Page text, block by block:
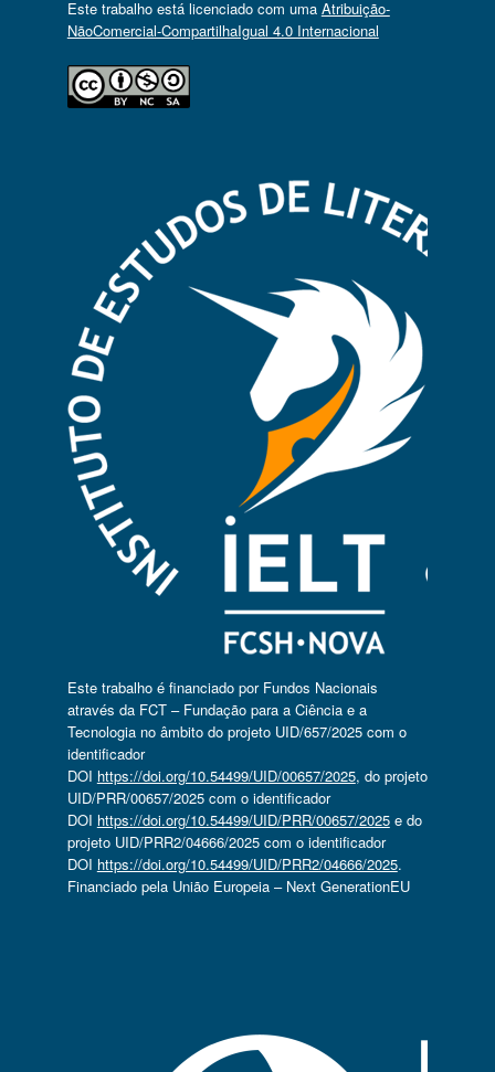
Este trabalho está licenciado com uma Atribuição-
NãoComercial-CompartilhaIgual 4.0 Internacional
Este trabalho é financiado por Fundos Nacionais
através da FCT – Fundação para a Ciência e a
Tecnologia no âmbito do projeto UID/657/2025 com o
identificador
DOI https://doi.org/10.54499/UID/00657/2025, do projeto
UID/PRR/00657/2025 com o identificador
DOI https://doi.org/10.54499/UID/PRR/00657/2025e do
projeto UID/PRR2/04666/2025 com o identificador
DOI https://doi.org/10.54499/UID/PRR2/04666/2025.
Financiado pela União Europeia – Next GenerationEU